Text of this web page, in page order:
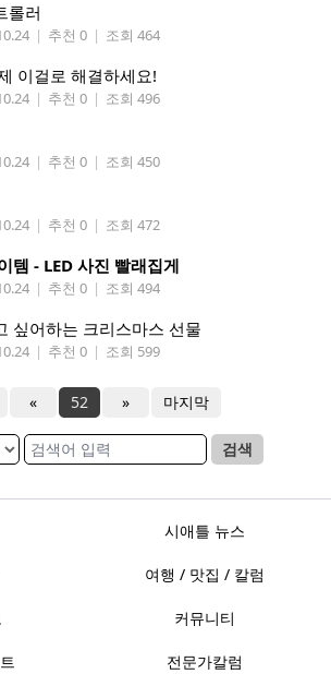
롤러
| 추천 0 | 조회 464
이걸로 해결하세요!
| 추천 0 | 조회 496
| 추천 0 | 조회 450
| 추천 0 | 조회 472
템 - LED 사진 빨래집게
| 추천 0 | 조회 494
싶어하는 크리스마스 선물
| 추천 0 | 조회 599
« 52 » 마지막
검색
시애틀 뉴스
여행 / 맛집 / 칼럼
커뮤니티
전문가칼럼